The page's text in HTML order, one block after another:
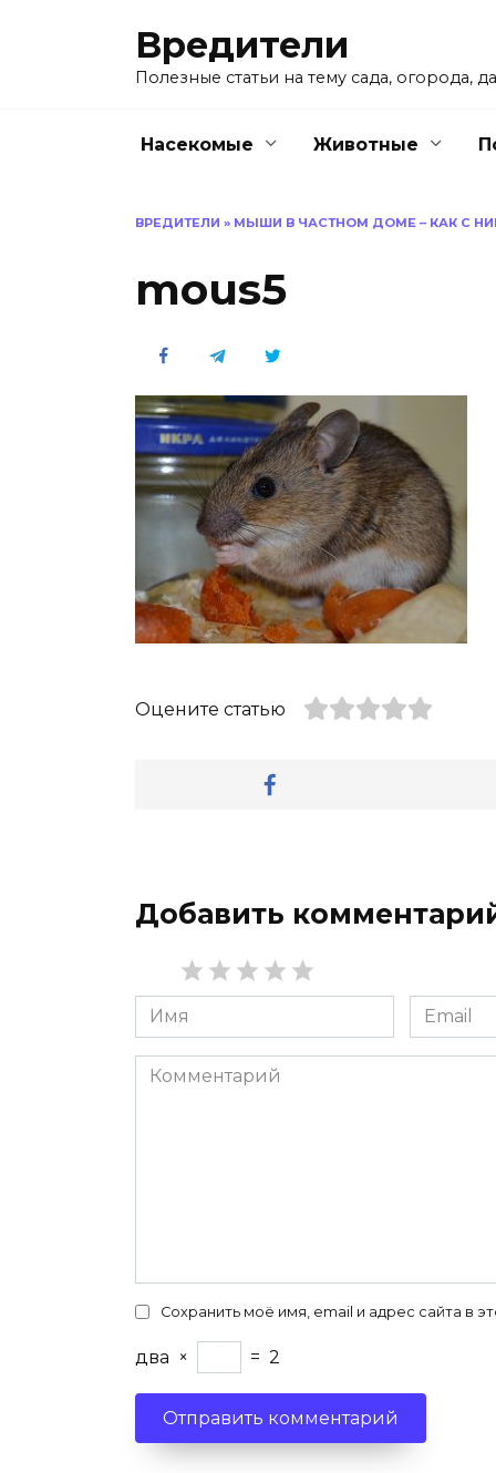
Вредители
Полезные статьи на тему сада, огорода,
Насекомые Животные
ВРЕДИТЕЛИ » МЫШИ В ЧАСТНОМ ДОМЕ – КАК С
mous5
Оцените статью
Добавить
Имя
*
Email
*
Комментарий
Сохранить моё имя, email и адрес сайта в
два × = 2